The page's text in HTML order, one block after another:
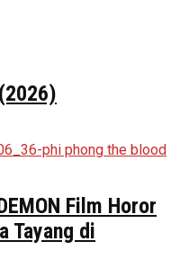
Film Horor
Tayang di